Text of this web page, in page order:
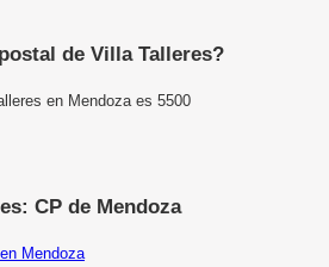
de Villa Talleres?
en Mendoza es 5500
CP de Mendoza
Mendoza